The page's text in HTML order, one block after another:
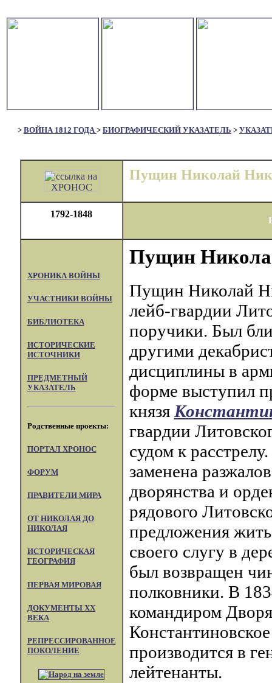
> ВОЙНА 1812 ГОДА> БИОГРАФИЧЕСКИЙ УКАЗАТЕЛЬ >
Пущин Николай
1792-1848
ХРОНИКА ВОЙНЫ
УЧАСТНИКИ ВОЙНЫ
БИБЛИОТЕКА
ИСТОРИЧЕСКИЕ
ИСТОЧНИКИ
ПРЕДМЕТНЫЙ
УКАЗАТЕЛЬ
Родственные проекты:
ПОРТАЛ XPOHOC
ФОРУМ
ПРАВИТЕЛИ МИРА
ОТ НИКОЛАЯ ДО
НИКОЛАЯ
ИСТОРИЧЕСКАЯ
ГЕОГРАФИЯ
ПЕРВАЯ МИРОВАЯ
ДОКУМЕНТЫ XX
ВЕКА
РЕПРЕССИРОВАННОЕ
ПОКОЛЕНИЕ
Пущин
Пущин Николай
лейб-гвардии
поручики. Был
другими
дисциплины в
форме выступил
князя
гвардии
судом к
заменена
дворянства и
рядового
предложения
своего слугу в
был возвращен
полковники. В
командиром
производится в
лейтенанты.